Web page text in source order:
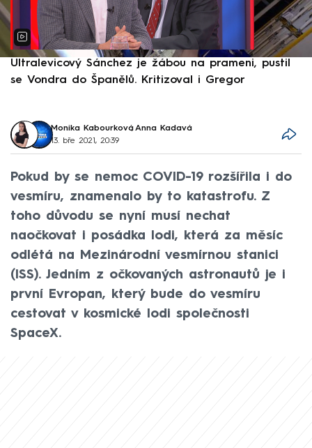
Ultralevicový Sánchez je žábou na prameni, pustil
se Vondra do Španělů. Kritizoval i Gregor
Monika Kabourková, Anna Kadavá
13. bře 2021, 20:39
Pokud by se nemoc COVID-19 rozšířila i do
vesmíru, znamenalo by to katastrofu. Z
toho důvodu se nyní musí nechat
naočkovat i posádka lodi, která za měsíc
odlétá na Mezinárodní vesmírnou stanici
(ISS). Jedním z očkovaných astronautů je i
první Evropan, který bude do vesmíru
cestovat v kosmické lodi společnosti
SpaceX.